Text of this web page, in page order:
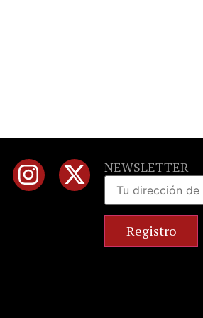
NEWSLETTER